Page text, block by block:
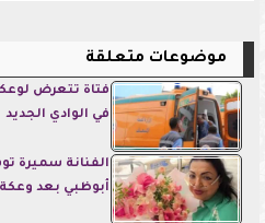
موضوعات متعلقة
فتاة تتعرض
في الوادي الجديد
الفنانة سميرة
أبوظبي بعد